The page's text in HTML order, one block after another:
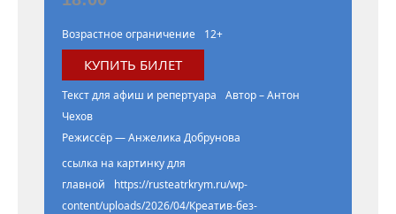
Возрастное ограничение 12+
КУПИТЬ БИЛЕТ
Текст для афиш и репертуара
Автор – Антон
Чехов
Режиссёр — Анжелика Добрунова
ссылка на картинку для
главной
https://rusteatrkrym.ru/wp-
content/uploads/2026/04/Креатив-без-